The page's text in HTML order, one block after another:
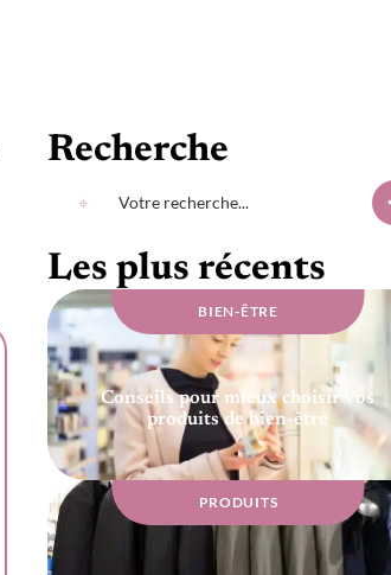
Recherche
Les plus récents
BIEN-ÊTRE
Conseils pour mieux choisir vos
produits de bien-être
PRODUITS